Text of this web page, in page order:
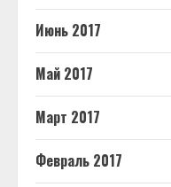
Июнь 2017
Май 2017
Март 2017
Февраль 2017